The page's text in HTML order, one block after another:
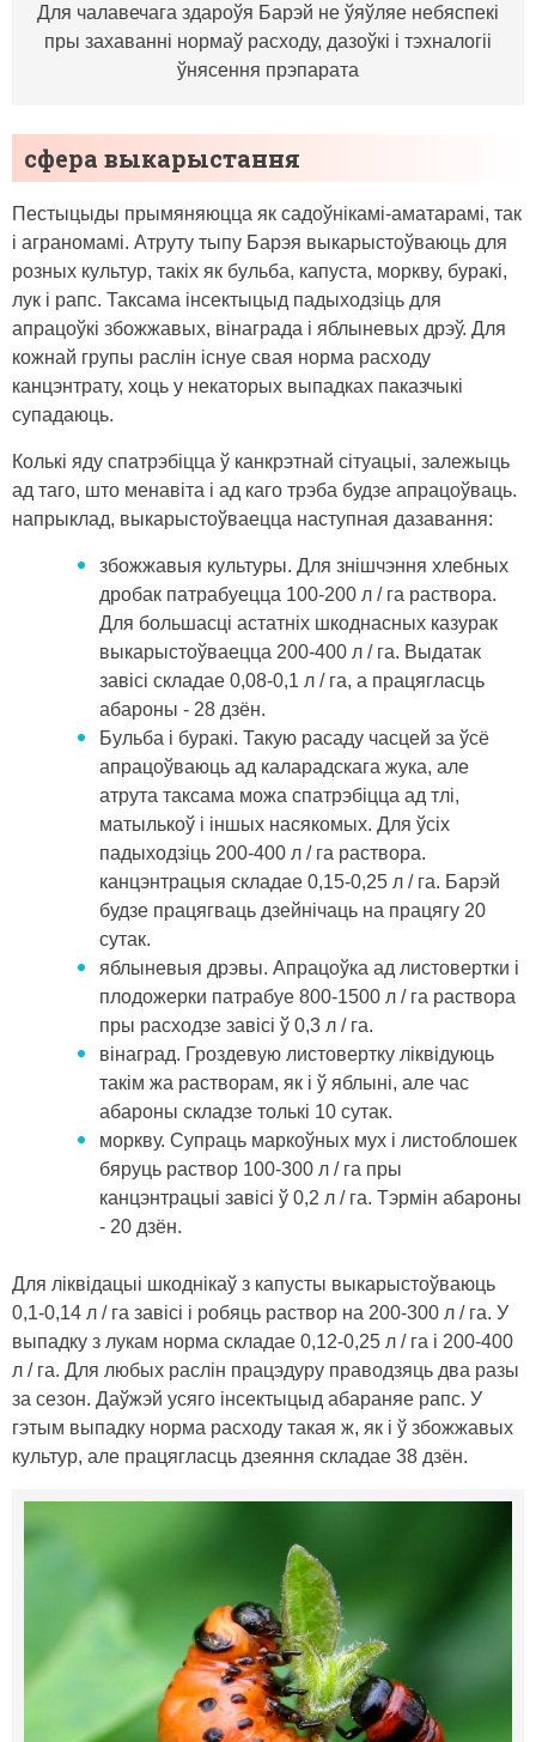
Для чалавечага здароўя Барэй не ўяўляе небяспекі
пры захаванні нормаў расходу, дазоўкі і тэхналогіі
ўнясення прэпарата
сфера выкарыстання
Пестыцыды прымяняюцца як садоўнікамі-аматарамі, так
і аграномамі. Атруту тыпу Барэя выкарыстоўваюць для
розных культур, такіх як бульба, капуста, моркву, буракі,
лук і рапс. Таксама інсектыцыд падыходзіць для
апрацоўкі збожжавых, вінаграда і яблыневых дрэў. Для
кожнай групы раслін існуе свая норма расходу
канцэнтрату, хоць у некаторых выпадках паказчыкі
супадаюць.
Колькі яду спатрэбіцца ў канкрэтнай сітуацыі, залежыць
ад таго, што менавіта і ад каго трэба будзе апрацоўваць.
напрыклад, выкарыстоўваецца наступная дазавання:
збожжавыя культуры. Для знішчэння хлебных
дробак патрабуецца 100-200 л / га раствора.
Для большасці астатніх шкоднасных казурак
выкарыстоўваецца 200-400 л / га. Выдатак
завісі складае 0,08-0,1 л / га, а працягласць
абароны - 28 дзён.
Бульба і буракі. Такую расаду часцей за ўсё
апрацоўваюць ад каларадскага жука, але
атрута таксама можа спатрэбіцца ад тлі,
матылькоў і іншых насякомых. Для ўсіх
падыходзіць 200-400 л / га раствора.
канцэнтрацыя складае 0,15-0,25 л / га. Барэй
будзе працягваць дзейнічаць на працягу 20
сутак.
яблыневыя дрэвы. Апрацоўка ад листовертки і
плодожерки патрабуе 800-1500 л / га раствора
пры расходзе завісі ў 0,3 л / га.
вінаград. Гроздевую листовертку ліквідуюць
такім жа растворам, як і ў яблыні, але час
абароны складзе толькі 10 сутак.
моркву. Супраць маркоўных мух і листоблошек
бяруць раствор 100-300 л / га пры
канцэнтрацыі завісі ў 0,2 л / га. Тэрмін абароны
- 20 дзён.
Для ліквідацыі шкоднікаў з капусты выкарыстоўваюць
0,1-0,14 л / га завісі і робяць раствор на 200-300 л / га. У
выпадку з лукам норма складае 0,12-0,25 л / га і 200-400
л / га. Для любых раслін працэдуру праводзяць два разы
за сезон. Даўжэй усяго інсектыцыд абараняе рапс. У
гэтым выпадку норма расходу такая ж, як і ў збожжавых
культур, але працягласць дзеяння складае 38 дзён.